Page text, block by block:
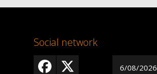
Social network
6/08/2026